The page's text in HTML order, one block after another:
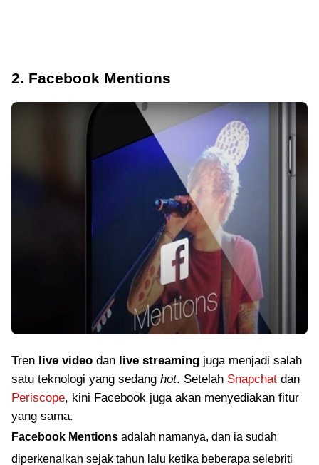
2. Facebook Mentions
Tren live video dan live streaming juga menjadi salah
satu teknologi yang sedang hot. Setelah Snapchat dan
Periscope, kini Facebook juga akan menyediakan fitur
yang sama.
Facebook Mentions adalah namanya, dan ia sudah
diperkenalkan sejak tahun lalu ketika beberapa selebriti